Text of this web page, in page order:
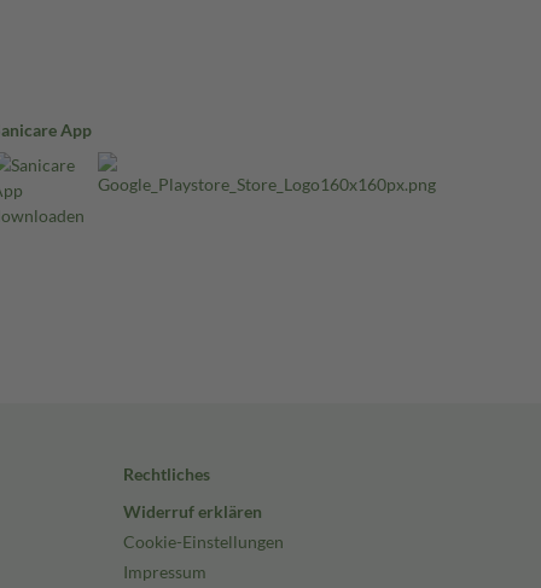
App
Rechtliches
Widerruf erklären
Cookie-Einstellungen
Impressum